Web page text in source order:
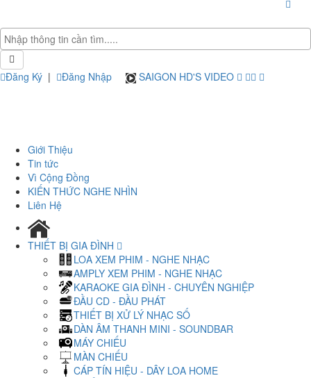
Đăng Ký | Đăng Nhập SAIGON HD'S VIDEO
Giới Thiệu
Tin tức
Vì Cộng Đồng
KIẾN THỨC NGHE NHÌN
Liên Hệ
THIẾT BỊ GIA ĐÌNH
LOA XEM PHIM - NGHE NHẠC
AMPLY XEM PHIM - NGHE NHẠC
KARAOKE GIA ĐÌNH - CHUYÊN NGHIỆP
ĐẦU CD - ĐẦU PHÁT
THIẾT BỊ XỬ LÝ NHẠC SỐ
DÀN ÂM THANH MINI - SOUNDBAR
MÁY CHIẾU
MÀN CHIẾU
CÁP TÍN HIỆU - DÂY LOA HOME